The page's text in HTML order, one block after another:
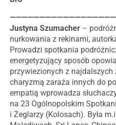
Justyna Szumacher –
nurkowania z rekinami,
Prowadzi spotkania
energetyzujący sposób
przywiezionych z
charyzmą zaraża innych do
empatią wprowadza
na 23 Ogólnopolskim
i Żeglarzy (Kolosach). Była